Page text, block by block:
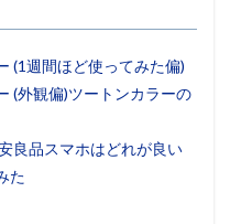
(1週間ほど使ってみた偏)
(外観偏)ツートンカラーの
良品スマホはどれが良い
た